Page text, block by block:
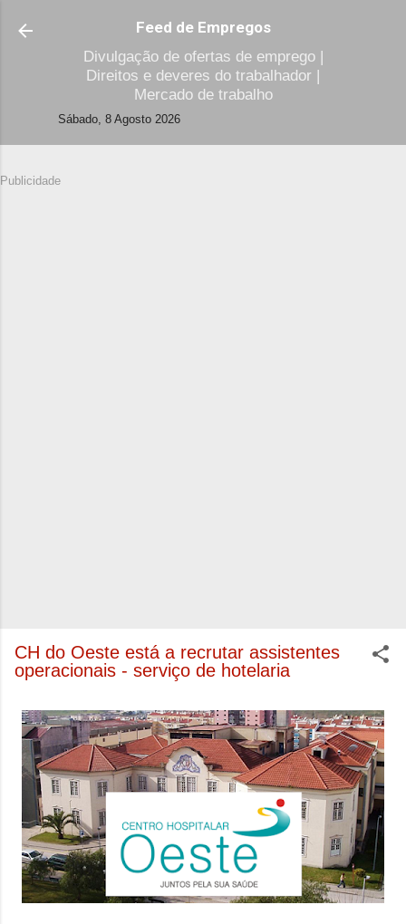
Avançar para o conteúdo principal
Feed de Empregos
Divulgação de ofertas de emprego |
Direitos e deveres do trabalhador |
Mercado de trabalho
Sábado, 8 Agosto 2026
Publicidade
CH do Oeste está a recrutar assistentes
operacionais - serviço de hotelaria